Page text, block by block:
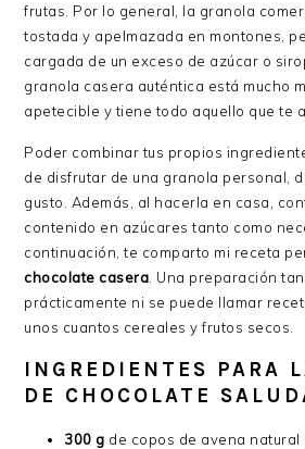
frutas. Por lo general, la granola
tostada y apelmazada en montones,
cargada de un exceso de azúcar o
granola casera auténtica está mucho
apetecible y tiene todo aquello que te
Poder combinar tus propios
de disfrutar de una granola personal,
gusto. Además, al hacerla en casa,
contenido en azúcares tanto como
continuación, te comparto mi receta
chocolate casera . Una preparación
prácticamente ni se puede llamar
unos cuantos cereales y frutos secos.
INGREDIENTES PARA
DE CHOCOLATE
300 g de copos de avena natural